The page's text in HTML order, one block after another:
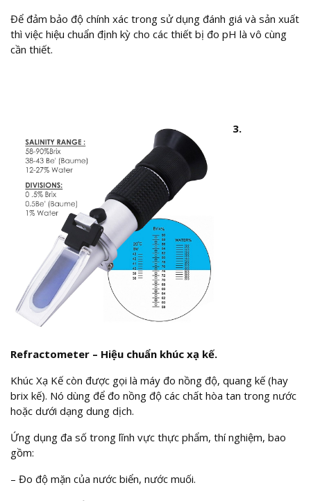
Để đảm bảo độ chính xác trong sử dụng đánh giá và sản xuất
thì việc hiệu chuẩn định kỳ cho các thiết bị đo pH là vô cùng
cần thiết.
3.
Refractometer – Hiệu chuẩn khúc xạ kế.
Khúc Xạ Kế còn được gọi là máy đo nồng độ, quang kế (hay
brix kế). Nó dùng để đo nồng độ các chất hòa tan trong nước
hoặc dưới dạng dung dịch.
Ứng dụng đa số trong lĩnh vực thực phẩm, thí nghiệm, bao
gồm:
– Đo độ mặn của nước biển, nước muối.